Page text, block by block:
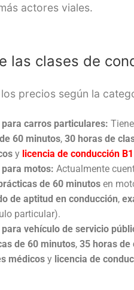
actores viales.
las clases de
precios según la
carros particulares:
60 minutos, 30 horas de
y licencia de conducción B1
motos: Actualmente
de 60 minutos en
de aptitud en conducción,
particular).
vehículo de servicio
de 60 minutos, 35 horas de
médicos y licencia de